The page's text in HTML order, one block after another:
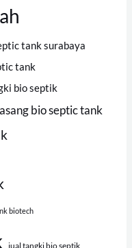
tank surabaya
tank
bio septik
bio septic tank
biotech
jual tangki bio septik